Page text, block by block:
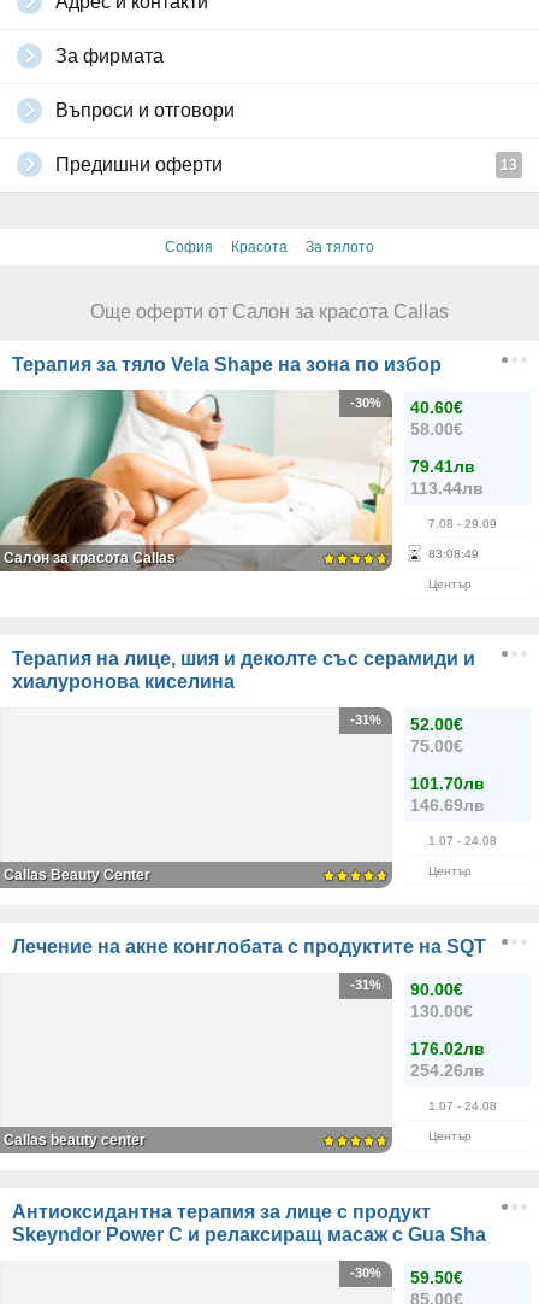
За фирмата
Въпроси и отговори
Предишни оферти 13
София · Красота · За тялото
Още оферти от Салон за красота Callas
Терапия за тяло Vela Shape на зона по избор
40.60€
58.00€
79.41лв
113.44лв
7.08 - 29.09
83:08:49
Център
-30%
Салон за красота Callas
Терапия на лице, шия и деколте със серамиди и
хиалуронова киселина
52.00€
75.00€
101.70лв
146.69лв
1.07 - 24.08
Център
-31%
Саllas Beauty Center
Лечение на акне конглобата с продуктите на SQT
90.00€
130.00€
176.02лв
254.26лв
1.07 - 24.08
Център
-31%
Саllas beauty center
Антиоксидантна терапия за лице с продукт
Skeyndor Power C и релаксиращ масаж с Gua Sha
59.50€
85.00€
-30%